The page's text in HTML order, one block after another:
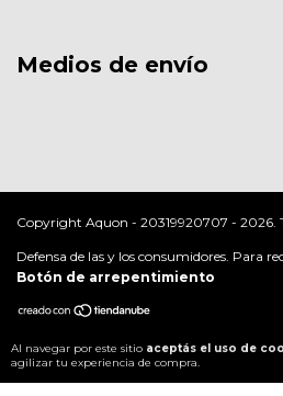
Al navegar por este sitio aceptás el uso de
agilizar tu experiencia de compra.
Medios de envío
Copyright Aquon - 20319920707 - 2026.
Defensa de las y los consumidores. Para
Botón de arrepentimiento